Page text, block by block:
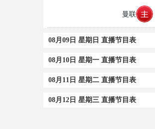
曼联
08月09日 星期日 直播节目表
08月10日 星期一 直播节目表
08月11日 星期二 直播节目表
08月12日 星期三 直播节目表